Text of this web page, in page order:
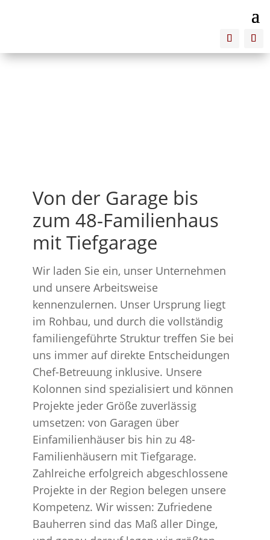
Von der Garage bis
zum 48-Familienhaus
mit Tiefgarage
Wir laden Sie ein, unser Unternehmen
und unsere Arbeitsweise
kennenzulernen. Unser Ursprung liegt
im Rohbau, und durch die vollständig
familiengeführte Struktur treffen Sie bei
uns immer auf direkte Entscheidungen
Chef-Betreuung inklusive. Unsere
Kolonnen sind spezialisiert und können
Projekte jeder Größe zuverlässig
umsetzen: von Garagen über
Einfamilienhäuser bis hin zu 48-
Familienhäusern mit Tiefgarage.
Zahlreiche erfolgreich abgeschlossene
Projekte in der Region belegen unsere
Kompetenz. Wir wissen: Zufriedene
Bauherren sind das Maß aller Dinge,